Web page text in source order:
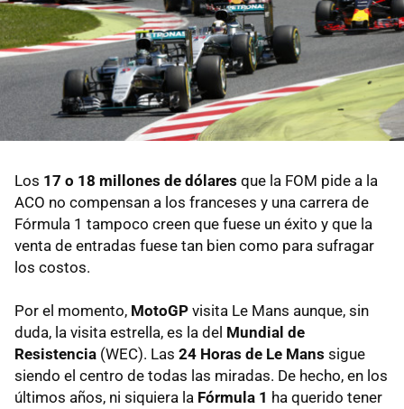
Los 17 o 18 millones de dólares que la FOM pide a la
ACO no compensan a los franceses y una carrera de
Fórmula 1 tampoco creen que fuese un éxito y que la
venta de entradas fuese tan bien como para sufragar
los costos.
Por el momento, MotoGP visita Le Mans aunque, sin
duda, la visita estrella, es la del Mundial de
Resistencia (WEC). Las 24 Horas de Le Mans sigue
siendo el centro de todas las miradas. De hecho, en los
últimos años, ni siquiera la Fórmula 1 ha querido tener